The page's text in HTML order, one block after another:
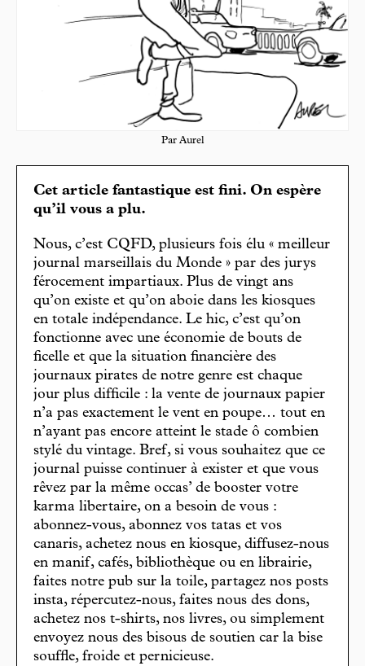
Par Aurel
Cet article fantastique est fini. On espère
qu’il vous a plu.
Nous, c’est CQFD, plusieurs fois élu « meilleur
journal marseillais du Monde » par des jurys
férocement impartiaux. Plus de vingt ans
qu’on existe et qu’on aboie dans les kiosques
en totale indépendance. Le hic, c’est qu’on
fonctionne avec une économie de bouts de
ficelle et que la situation financière des
journaux pirates de notre genre est chaque
jour plus difficile : la vente de journaux papier
n’a pas exactement le vent en poupe… tout en
n’ayant pas encore atteint le stade ô combien
stylé du vintage. Bref, si vous souhaitez que ce
journal puisse continuer à exister et que vous
rêvez par la même occas’ de booster votre
karma libertaire, on a besoin de vous :
abonnez-vous, abonnez vos tatas et vos
canaris, achetez nous en kiosque, diffusez-nous
en manif, cafés, bibliothèque ou en librairie,
faites notre pub sur la toile, partagez nos posts
insta, répercutez-nous, faites nous des dons,
achetez nos t-shirts, nos livres, ou simplement
envoyez nous des bisous de soutien car la bise
souffle, froide et pernicieuse.